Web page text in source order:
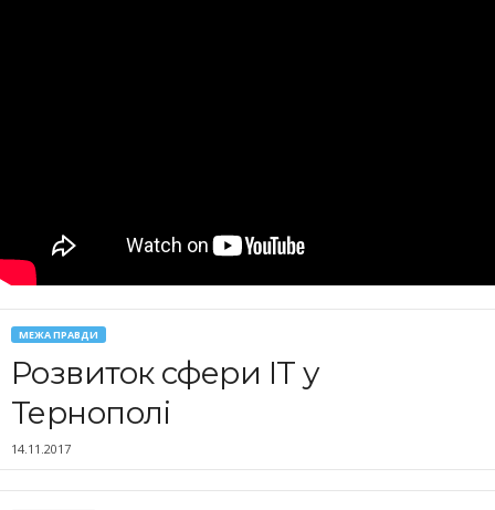
МЕЖА ПРАВДИ
Розвиток сфери ІТ у
Тернополі
14.11.2017